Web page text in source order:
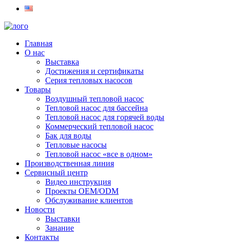
Главная
О нас
Выставка
Достижения и сертификаты
Серия тепловых насосов
Товары
Воздушный тепловой насос
Тепловой насос для бассейна
Тепловой насос для горячей воды
Коммерческий тепловой насос
Бак для воды
Тепловые насосы
Тепловой насос «все в одном»
Производственная линия
Сервисный центр
Видео инструкция
Проекты OEM/ODM
Обслуживание клиентов
Новости
Выставки
Занание
Контакты